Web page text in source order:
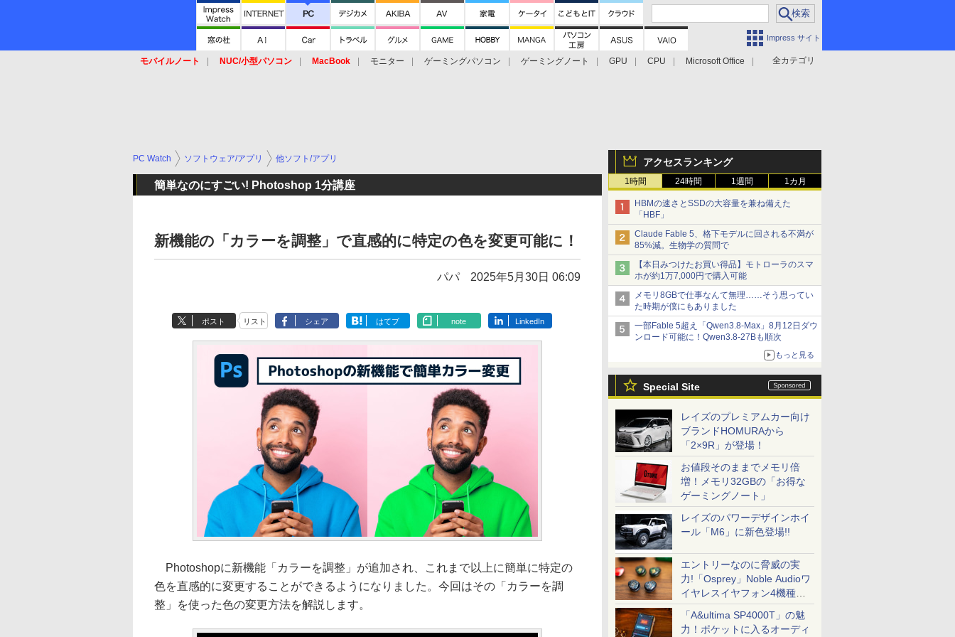
Impress サイト
全カテゴリ
モバイルノート NUC/小型パソコン MacBook モニター ゲーミングパソコン ゲーミングノート GPU CPU
Microsoft Office
アクセスランキング
1時間 24時間 1週間 1カ月
HBMの速さとSSDの大容量を兼ね備えた
「HBF」
Claude Fable 5、格下モデルに回される不満が
85%減。生物学の質問で
【本日みつけたお買い得品】モトローラのスマ
ホが約1万7,000円で購入可能
メモリ8GBで仕事なんて無理……そう思ってい
た時期が僕にもありました
一部Fable 5超え「Qwen3.8-Max」8月12日ダウ
ンロード可能に！Qwen3.8-27Bも順次
もっと見る
Special Site
レイズのプレミアムカー向け
ブランドHOMURAから
「2×9R」が登場！
お値段そのままでメモリ倍
増！メモリ32GBの「お得な
ゲーミングノート」
レイズのパワーデザインホイ
ール「M6」に新色登場!!
エントリーなのに脅威の実
力!「Osprey」Noble Audioワ
イヤレスイヤフォン4機種を
一気に聴く
「A&ultima SP4000T」の魅
力！ポケットに入るオーディ
PC Watch ソフトウェア/アプリ 他ソフト/アプリ
簡単なのにすごい! Photoshop 1分講座
新機能の「カラーを調整」で直感的に特定の色を変更可能に！
パパ 2025年5月30日 06:09
ポスト リスト シェア はてブ note LinkedIn
Photoshopに新機能「カラーを調整」が追加され、これまで以上に簡単に特定の
色を直感的に変更することができるようになりました。今回はその「カラーを調
整」を使った色の変更方法を解説します。